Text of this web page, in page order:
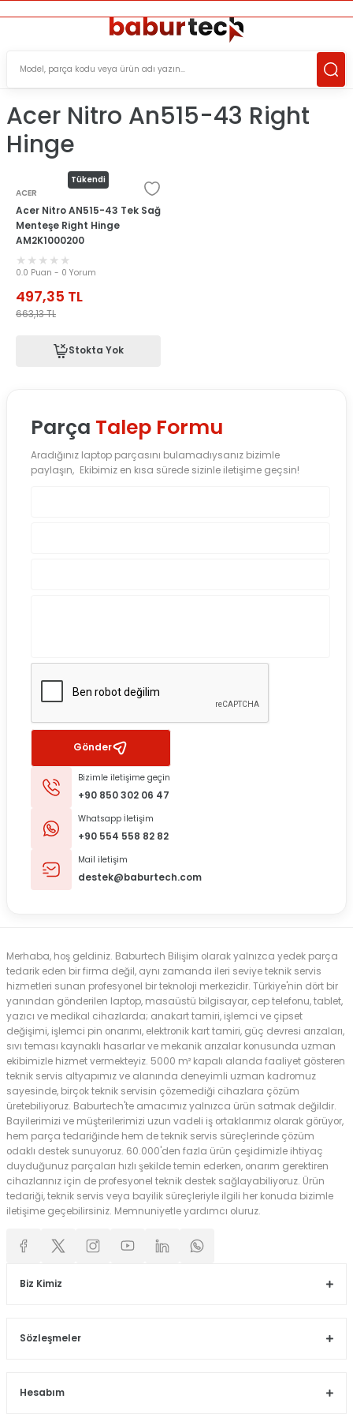
Acer Nitro An515-43 Right
Hinge
Tükendi
ACER
Acer Nitro AN515-43 Tek Sağ
Menteşe Right Hinge
AM2K1000200
0.0 Puan - 0 Yorum
497,35 TL
663,13TL
Stokta Yok
Parça Talep Formu
Aradığınız laptop parçasını bulamadıysanız bizimle
paylaşın, Ekibimiz en kısa sürede sizinle iletişime geçsin!
Gönder
Bizimle iletişime geçin
+90 850 302 06 47
Whatsapp İletişim
+90 554 558 82 82
Mail iletişim
destek@baburtech.com
Merhaba, hoş geldiniz. Baburtech Bilişim olarak yalnızca yedek parça
tedarik eden bir firma değil, aynı zamanda ileri seviye teknik servis
hizmetleri sunan profesyonel bir teknoloji merkezidir. Türkiye'nin dört bir
yanından gönderilen laptop, masaüstü bilgisayar, cep telefonu, tablet,
yazıcı ve medikal cihazlarda; anakart tamiri, işlemci ve çipset
değişimi, işlemci pin onarımı, elektronik kart tamiri, güç devresi arızaları,
sıvı teması kaynaklı hasarlar ve mekanik arızalar konusunda uzman
ekibimizle hizmet vermekteyiz. 5000 m² kapalı alanda faaliyet gösteren
teknik servis altyapımız ve alanında deneyimli uzman kadromuz
sayesinde, birçok teknik servisin çözemediği cihazlara çözüm
üretebiliyoruz. Baburtech'te amacımız yalnızca ürün satmak değildir.
Bayilerimizi ve müşterilerimizi uzun vadeli iş ortaklarımız olarak görüyor,
hem parça tedariğinde hem de teknik servis süreçlerinde çözüm
odaklı destek sunuyoruz. 60.000'den fazla ürün çeşidimizle ihtiyaç
duyduğunuz parçaları hızlı şekilde temin ederken, onarım gerektiren
cihazlarınız için de profesyonel teknik destek sağlayabiliyoruz. Ürün
tedariği, teknik servis veya bayilik süreçleriyle ilgili her konuda bizimle
iletişime geçebilirsiniz. Memnuniyetle yardımcı oluruz.
Biz Kimiz
Sözleşmeler
Hesabım